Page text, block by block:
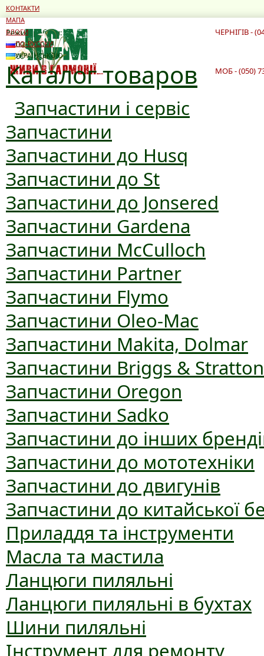
Режим роботи:
10:00 - 19:00
10:00 - 16:00
ЧЕРНІГІВ -
Каталог товаров
Запчастини і сервіс
Запчастини
Запчастини до Husq
Запчастини до St
Запчастини до Jonsered
Запчастини Gardena
Запчастини McCulloch
Запчастини Partner
Запчастини Flymo
Запчастини Oleo-Mac
Запчастини Makita, Dolmar
Запчастини Briggs & Stratton
Запчастини Oregon
Запчастини Sadko
Запчастини до інших
Запчастини до мототехніки
Запчастини до двигунів
Запчастини до китайської
Приладдя та інструменти
Масла та мастила
Ланцюги пиляльні
Ланцюги пиляльні в бухтах
Шини пиляльні
Інструмент для ремонту
МОБ - (050)
КОНТАКТИ
МАПА
БЛОГИ
ПО-РУССКИ
УКРАЇНСЬКОЮ